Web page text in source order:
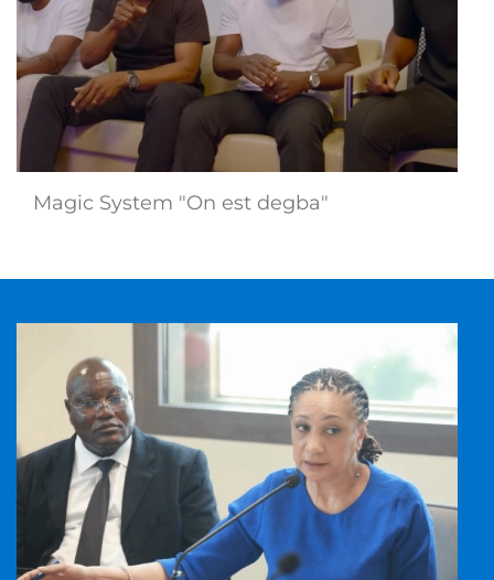
Magic System "On est degba"